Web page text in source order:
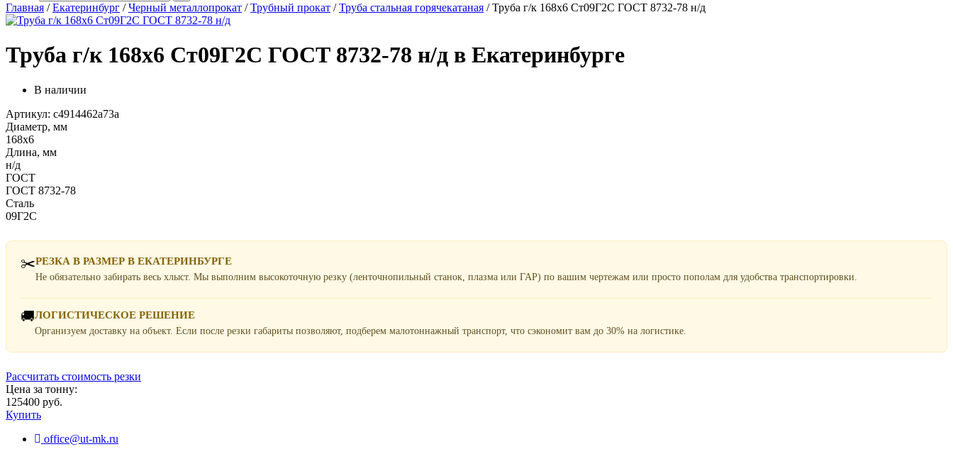
Главная /Екатеринбург /Черный металлопрокат /Трубный прокат /Труба стальная горячекатаная / Труба г/к 168х6 Ст09Г2С ГОСТ 8732-78 н/д
Труба г/к 168х6 Ст09Г2С ГОСТ 8732-78 н/д в Екатеринбурге
В наличии
Артикул: c4914462a73a
Диаметр, мм
168х6
Длина, мм
н/д
ГОСТ
ГОСТ 8732-78
Сталь
09Г2С
✂️РЕЗКА В РАЗМЕР В ЕКАТЕРИНБУРГЕ
Не обязательно забирать весь хлыст. Мы выполним высокоточную резку (ленточнопильный станок, плазма или ГАР) по вашим чертежам или просто пополам для удобства транспортировки.
🚚ЛОГИСТИЧЕСКОЕ РЕШЕНИЕ
Организуем доставку на объект. Если после резки габариты позволяют, подберем малотоннажный транспорт, что сэкономит вам до 30% на логистике.
Рассчитать стоимость резки
Цена за тонну:
125400 руб.
Купить
office@ut-mk.ru